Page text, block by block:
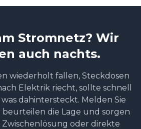
Stromnetz? Wir
auch nachts.
wiederholt fallen, Steckdosen
Elektrik riecht, sollte schnell
dahintersteckt. Melden Sie
beurteilen die Lage und sorgen
Zwischenlösung oder direkte